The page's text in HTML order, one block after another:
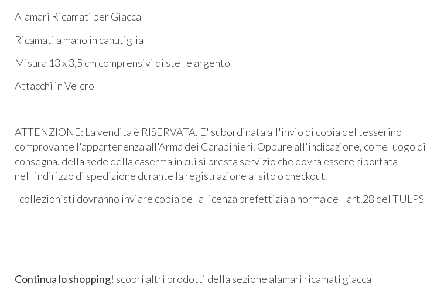
Alamari Ricamati per Giacca
Ricamati a mano in canutiglia
Misura 13 x 3,5 cm comprensivi di stelle argento
Attacchi in Velcro
ATTENZIONE: La vendita è RISERVATA. E' subordinata all'invio di copia del tesserino
comprovante l'appartenenza all'Arma dei Carabinieri. Oppure all'indicazione, come luogo di
consegna, della sede della caserma in cui si presta servizio che dovrà essere riportata
nell'indirizzo di spedizione durante la registrazione al sito o checkout.
I collezionisti dovranno inviare copia della licenza prefettizia a norma dell'art.28 del TULPS
Continua lo shopping! scopri altri prodotti della sezione alamari ricamati giacca